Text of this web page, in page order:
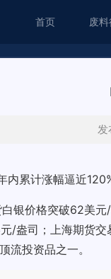
首页 废
发
内累计涨幅逼近
银价格突破62美
/盎司；上海期货
流投资品之一。